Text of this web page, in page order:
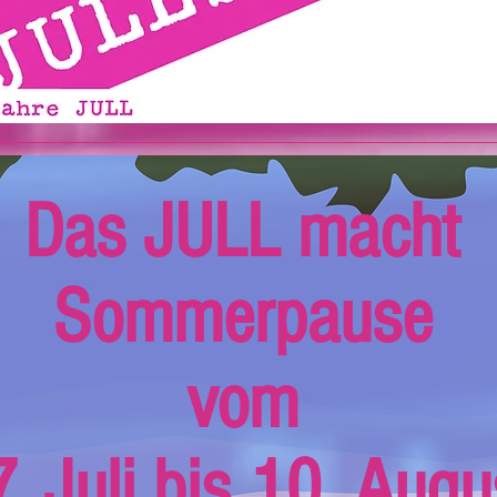
Das JULL macht
Sommerpause
vom